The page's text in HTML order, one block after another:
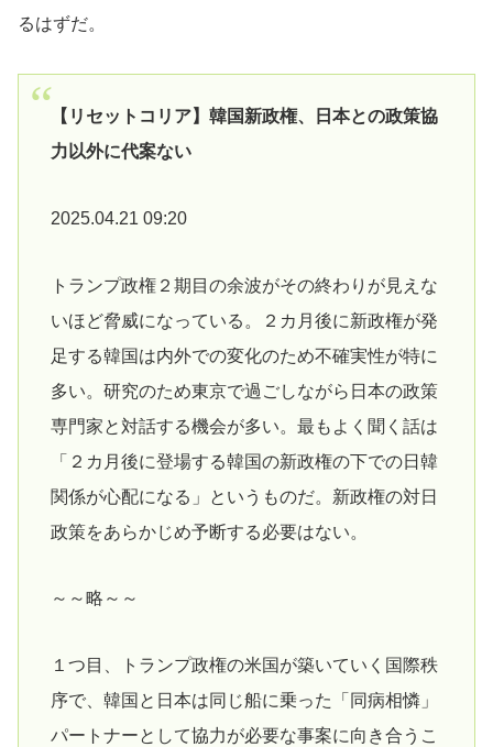
るはずだ。
【リセットコリア】韓国新政権、日本との政策協
力以外に代案ない
2025.04.21 09:20
トランプ政権２期目の余波がその終わりが見えな
いほど脅威になっている。２カ月後に新政権が発
足する韓国は内外での変化のため不確実性が特に
多い。研究のため東京で過ごしながら日本の政策
専門家と対話する機会が多い。最もよく聞く話は
「２カ月後に登場する韓国の新政権の下での日韓
関係が心配になる」というものだ。新政権の対日
政策をあらかじめ予断する必要はない。
～～略～～
１つ目、トランプ政権の米国が築いていく国際秩
序で、韓国と日本は同じ船に乗った「同病相憐」
パートナーとして協力が必要な事案に向き合うこ